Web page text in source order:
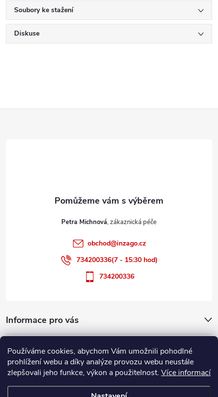
Používáme cookies, abychom Vám umožnili pohodlné
prohlížení webu a díky analýze provozu webu neustále
zlepšovali jeho funkce, výkon a použitelnost. Více informací
Soubory ke stažení
Diskuse
Informace pro vás
Přijímáme online platby
Petra Michnová
obchod@inzago.cz
734200336(7 - 15:30 hod)
734200336